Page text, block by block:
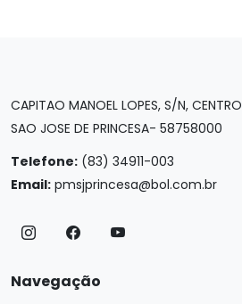
CAPITAO MANOEL LOPES, S/N, CENTRO
SAO JOSE DE PRINCESA- 58758000
Telefone: (83) 34911-003
Email: pmsjprincesa@bol.com.br
Navegação